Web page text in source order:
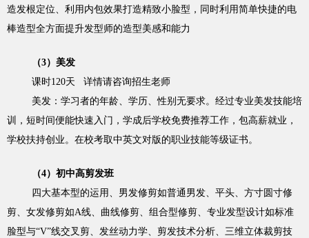
造发根定位、利用内包效果打造精致小脸型，同时利用简单快捷的电
棒造型全方面提升发型师的造型美感和能力
（3）美发
课时120天 详情请咨询招生老师
美发：学习者的年龄、学历、性别无要求。经过专业美发技能培
训，短时间便能快速入门，学成后学校免费推荐工作，包高薪就业，
学校扶持创业。在校考取中英文对版的职业技能等级证书。
（4）初中高剪发班
四大基本型的运用、男发修剪如普通男发、平头、方寸圆寸修
剪、女发修剪如A线、曲线修剪、组合型修剪、专业发型设计如标准
脸型与“V”线交叉剪、发丝动力学、剪发技术分析、三维立体裁剪技